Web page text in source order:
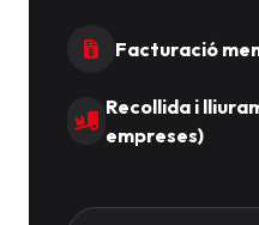
Facturació
Recollida i
empreses)